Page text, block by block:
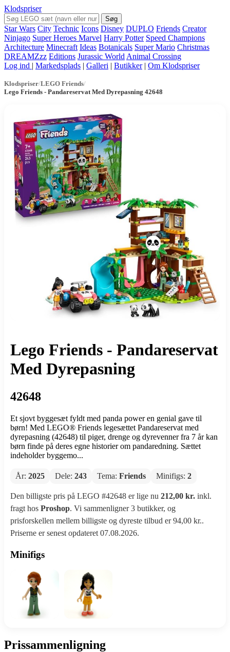
Klodspriser
Søg
Star Wars City Technic Icons Disney DUPLO Friends Creator
Ninjago Super Heroes Marvel Harry Potter Speed Champions
Architecture Minecraft Ideas Botanicals Super Mario Christmas
DREAMZzz Editions Jurassic World Animal Crossing
Log ind | Markedsplads | Galleri | Butikker | Om Klodspriser
Klodspriser/LEGO Friends/
Lego Friends - Pandareservat Med Dyrepasning 42648
Lego Friends - Pandareservat
Med Dyrepasning
42648
Et sjovt byggesæt fyldt med panda power en genial gave til
børn! Med LEGO® Friends legesættet Pandareservat med
dyrepasning (42648) til piger, drenge og dyrevenner fra 7 år kan
børn finde på deres egne historier om pandaredning. Sættet
indeholder byggemo...
År: 2025 Dele: 243 Tema: Friends Minifigs: 2
Den billigste pris på LEGO #42648 er lige nu 212,00 kr. inkl.
fragt hos Proshop. Vi sammenligner 3 butikker, og
prisforskellen mellem billigste og dyreste tilbud er 94,00 kr..
Priserne er senest opdateret 07.08.2026.
Minifigs
Prissammenligning